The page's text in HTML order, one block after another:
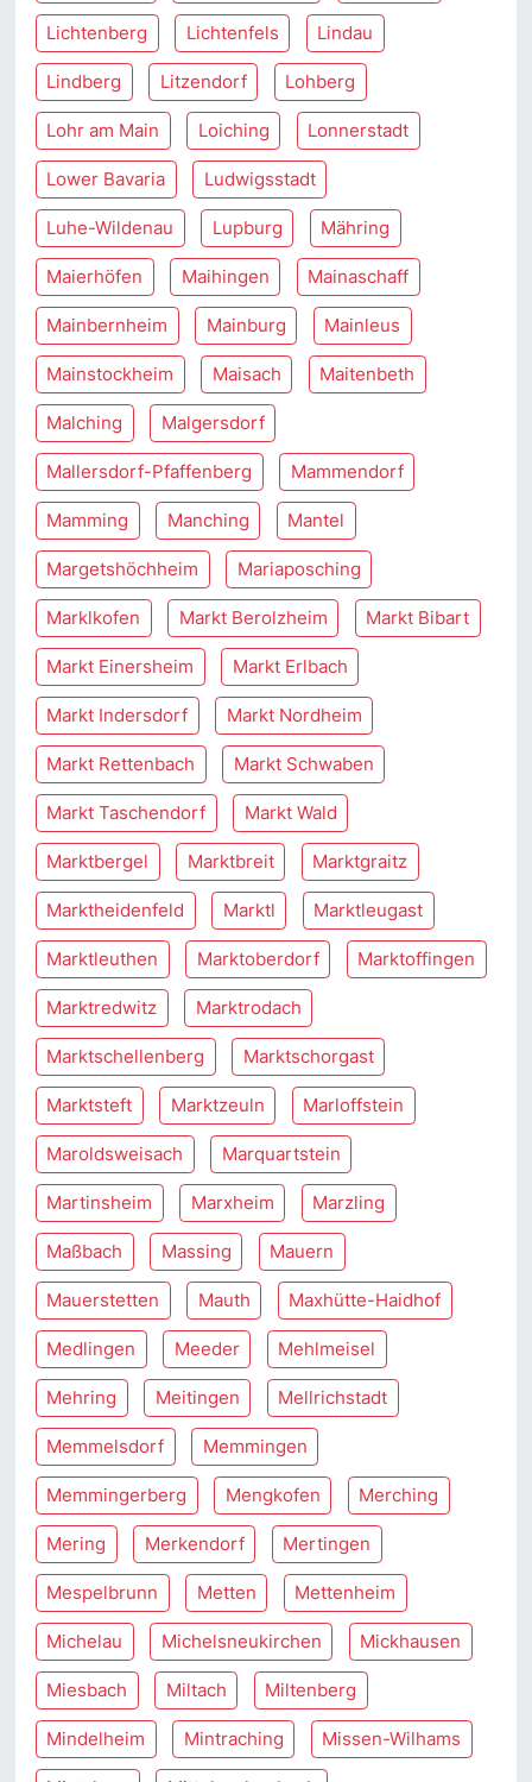
Lichtenberg Lichtenfels Lindau
Lindberg Litzendorf Lohberg
Lohr am Main Loiching Lonnerstadt
Lower Bavaria Ludwigsstadt
Luhe-Wildenau Lupburg Mähring
Maierhöfen Maihingen Mainaschaff
Mainbernheim Mainburg Mainleus
Mainstockheim Maisach Maitenbeth
Malching Malgersdorf
Mallersdorf-Pfaffenberg Mammendorf
Mamming Manching Mantel
Margetshöchheim Mariaposching
Marklkofen Markt Berolzheim Markt Bibart
Markt Einersheim Markt Erlbach
Markt Indersdorf Markt Nordheim
Markt Rettenbach Markt Schwaben
Markt Taschendorf Markt Wald
Marktbergel Marktbreit Marktgraitz
Marktheidenfeld Marktl Marktleugast
Marktleuthen Marktoberdorf Marktoffingen
Marktredwitz Marktrodach
Marktschellenberg Marktschorgast
Marktsteft Marktzeuln Marloffstein
Maroldsweisach Marquartstein
Martinsheim Marxheim Marzling
Maßbach Massing Mauern
Mauerstetten Mauth Maxhütte-Haidhof
Medlingen Meeder Mehlmeisel
Mehring Meitingen Mellrichstadt
Memmelsdorf Memmingen
Memmingerberg Mengkofen Merching
Mering Merkendorf Mertingen
Mespelbrunn Metten Mettenheim
Michelau Michelsneukirchen Mickhausen
Miesbach Miltach Miltenberg
Mindelheim Mintraching Missen-Wilhams